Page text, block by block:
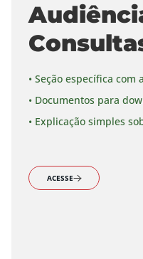
• Seção específica com
• Documentos para
• Explicação simples
ACESSE